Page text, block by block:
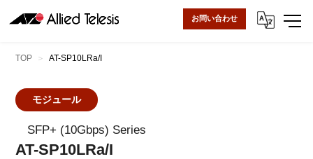
お問い合わせ
TOP AT-SP10LRa/I
SFP+ (10Gbps) Series
AT-SP10LRa/I
モジュール